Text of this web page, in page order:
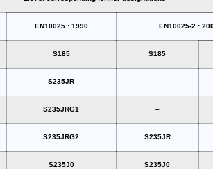
EN10025 : 1990 EN10025-2 :
S185 S185
S235JR –
S235JRG1 –
S235JRG2 S235JR
S235J0 S235J0